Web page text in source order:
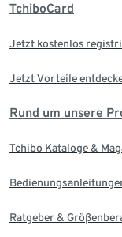
TchiboCard
Jetzt kostenlos
Jetzt Vorteile
Rund um unsere
Tchibo Kataloge &
Ratgeber &